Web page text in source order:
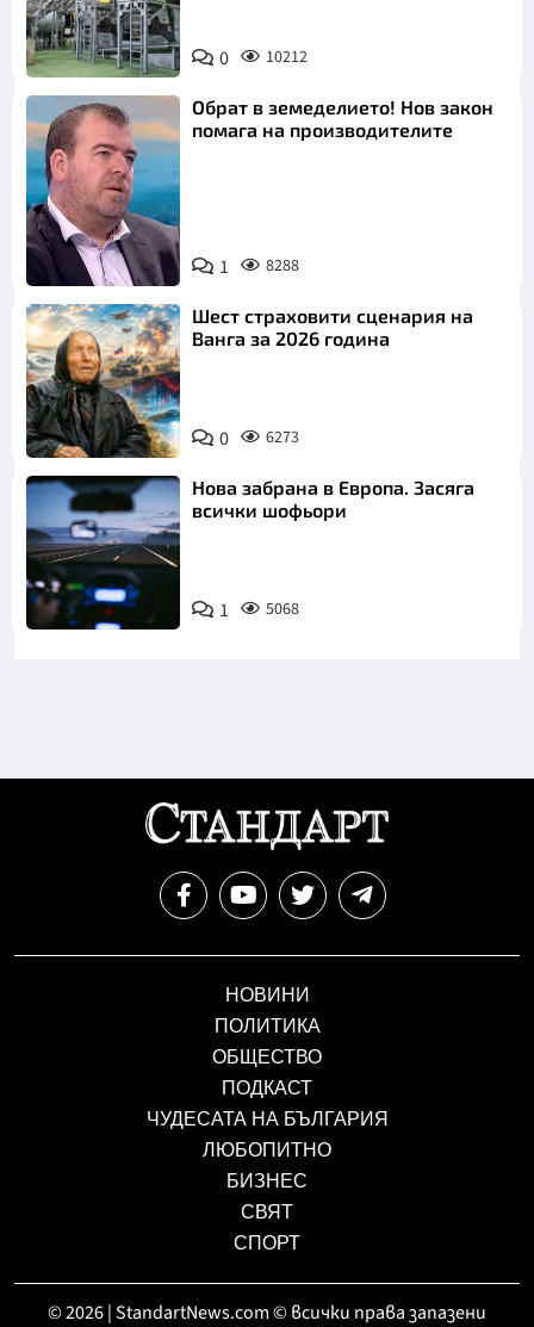
0 10212
Снимка: бТВ
Обрат в земеделието! Нов закон
помага на производителите
1 8288
Шест страховити сценария на
Ванга за 2026 година
0 6273
Нова забрана в Европа. Засяга
всички шофьори
1 5068
НОВИНИ
ПОЛИТИКА
ОБЩЕСТВО
ПОДКАСТ
ЧУДЕСАТА НА БЪЛГАРИЯ
ЛЮБОПИТНО
БИЗНЕС
СВЯТ
СПОРТ
© 2026 | StandartNews.com © всички права запазени